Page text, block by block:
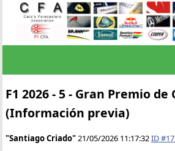
F1 2026 - 5 - Gran Premio de
(Información previa)
"Santiago Criado"21/05/2026 11:17:32ID